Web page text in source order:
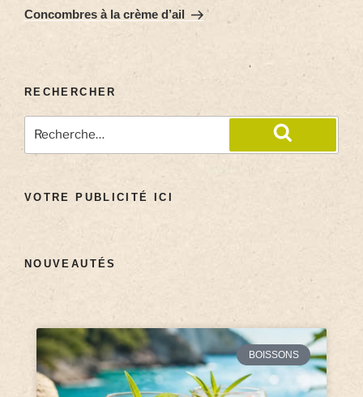
Concombres à la crème d’ail
RECHERCHER
VOTRE PUBLICITÉ ICI
NOUVEAUTÉS
BOISSONS